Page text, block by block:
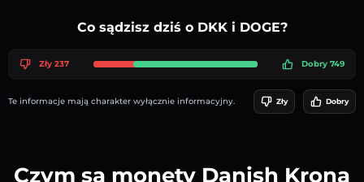
Co sądzisz dziś o DKK i DOGE?
Zły 237 Dobry 749
Te informacje mają charakter wyłącznie informacyjny. Zły Dobry
Czym są monety Danish Krona